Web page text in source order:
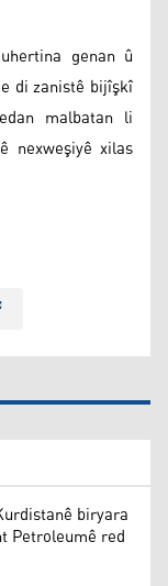
genan û
di zanistê bijîşkî
malbatan li
nexweşiyê xilas
biryara
Petroleumê red